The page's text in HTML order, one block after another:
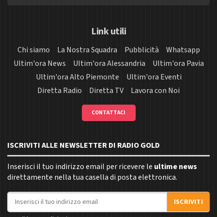
Link utili
Chi siamo La Nostra Squadra Pubblicità
Whatsapp
Ultim'ora News
Ultim'ora Alessandria
Ultim'ora Pavia
Ultim'ora Alto Piemonte
Ultim'ora Eventi
Diretta Radio
Diretta TV Lavora con Noi
CONTATTACI
ISCRIVITI ALLE NEWSLETTER DI RADIO GOLD
Inserisci il tuo indirizzo email per ricevere le ultime news
direttamente nella tua casella di posta elettronica.
Indirizzo email
ISCRIVITI